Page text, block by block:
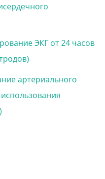
ЭКГ от 24 часов
артериального